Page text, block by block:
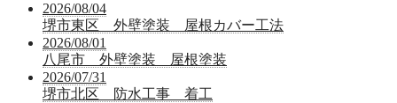
2026/08/04
堺市東区 外壁塗装 屋根カバー工法
2026/08/01
八尾市 外壁塗装 屋根塗装
2026/07/31
堺市北区 防水工事 着工